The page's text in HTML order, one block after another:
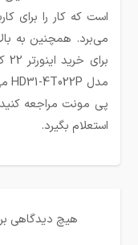
است که کار را برای
می‌برد. همچنین به
مدل HD31-4T022P می‌توانید به
پی مونت مراجعه
استعلام بگیرد.
هیچ دیدگاهی